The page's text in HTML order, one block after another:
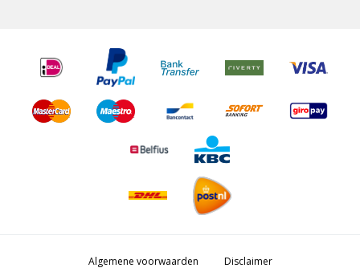
Algemene voorwaarden Disclaimer